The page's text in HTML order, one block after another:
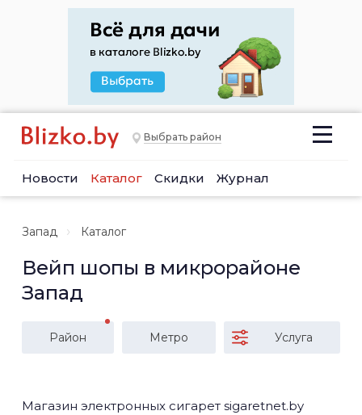
Выбрать район
Новости Каталог Скидки Журнал
Запад Каталог
Вейп шопы в микрорайоне
Запад
Район Метро Услуга
Магазин электронных сигарет sigaretnet.by